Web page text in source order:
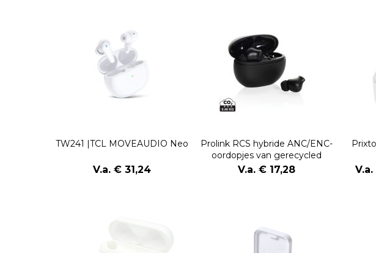
TW241 |TCL MOVEAUDIO Neo
V.a. € 31,24
Prolink RCS hybride ANC/ENC-
oordopjes van gerecycled
plastic
V.a. € 17,28